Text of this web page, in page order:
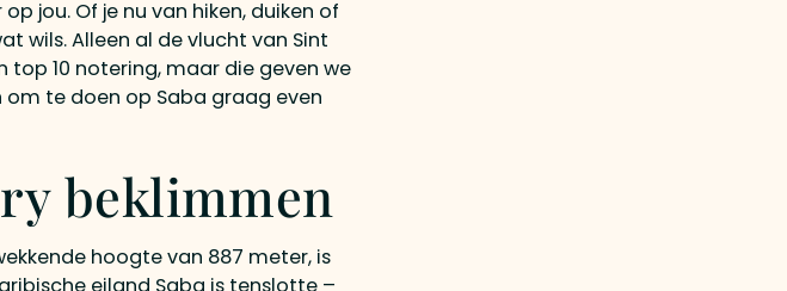
jou. Of je nu van hiken, duiken of
wils. Alleen al de vlucht van Sint
top 10 notering, maar die geven we
om te doen op Saba graag even
beklimmen
hoogte van 887 meter, is